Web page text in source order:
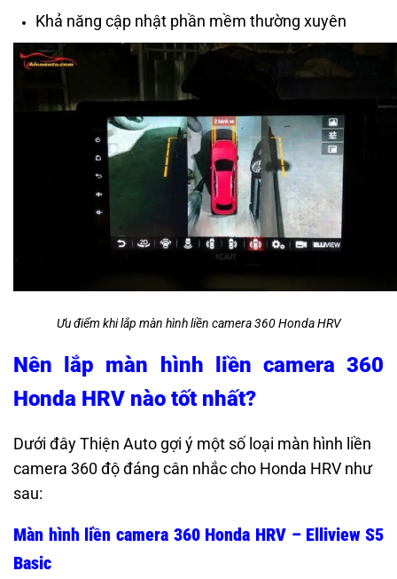
Khả năng cập nhật phần mềm thường xuyên
Ưu điểm khi lắp màn hình liền camera 360 Honda HRV
Nên lắp màn hình liền camera 360
Honda HRV nào tốt nhất?
Dưới đây Thiện Auto gợi ý một số loại màn hình liền
camera 360 độ đáng cân nhắc cho Honda HRV như
sau:
Màn hình liền camera 360 Honda HRV – Elliview S5
Basic